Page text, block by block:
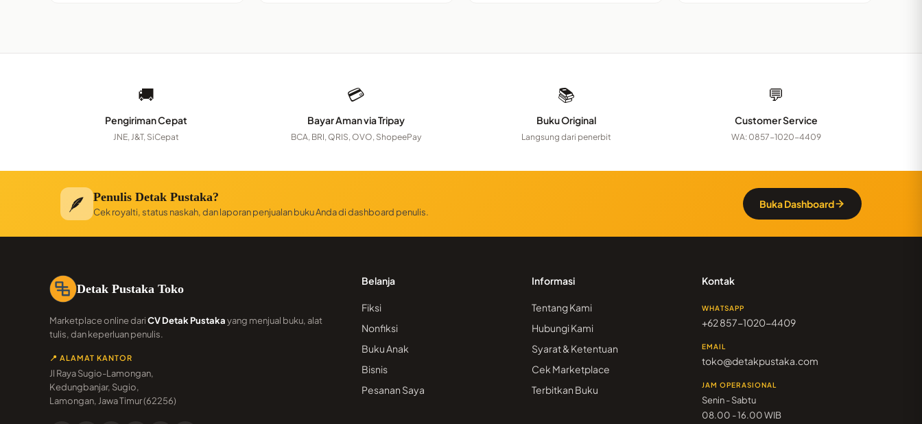
🚚
Pengiriman Cepat
JNE, J&T, SiCepat
💳
Bayar Aman via Tripay
BCA, BRI, QRIS, OVO, ShopeePay
📚
Buku Original
Langsung dari penerbit
💬
Customer Service
WA: 0857-1020-4409
🪶 Penulis Detak Pustaka?
Cek royalti, status naskah, dan laporan penjualan buku Anda di dashboard penulis.
Buka Dashboard
Detak Pustaka Toko
Marketplace online dariCV Detak Pustakayang menjual buku, alat
tulis, dan keperluan penulis.
📍 ALAMAT KANTOR
Jl Raya Sugio-Lamongan,
Kedungbanjar, Sugio,
Lamongan, Jawa Timur (62256)
Belanja
Fiksi
Nonfiksi
Buku Anak
Bisnis
Pesanan Saya
Informasi
Tentang Kami
Hubungi Kami
Syarat & Ketentuan
Cek Marketplace
Terbitkan Buku
Kontak
WHATSAPP
+62 857-1020-4409
EMAIL
toko@detakpustaka.com
JAM OPERASIONAL
Senin - Sabtu
08.00 - 16.00 WIB